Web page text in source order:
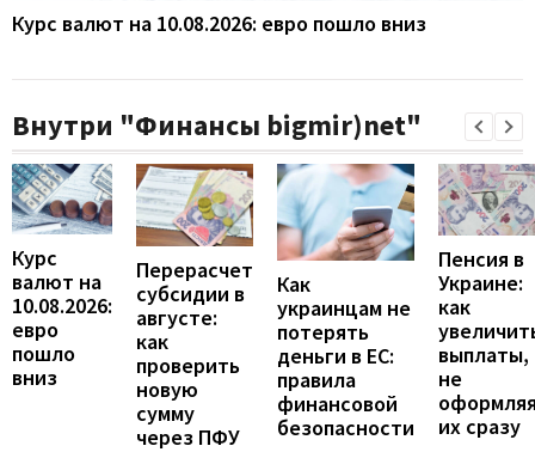
Курс валют на 10.08.2026: евро пошло вниз
Внутри "Финансы bigmir)net"
Курс
валют на
10.08.2026:
евро
пошло
вниз
Перерасчет
субсидии в
августе:
как
проверить
новую
сумму
через ПФУ
Как
украинцам не
потерять
деньги в ЕС:
правила
финансовой
безопасности
Пенсия в
Украине:
как
выплаты,
не
их сразу